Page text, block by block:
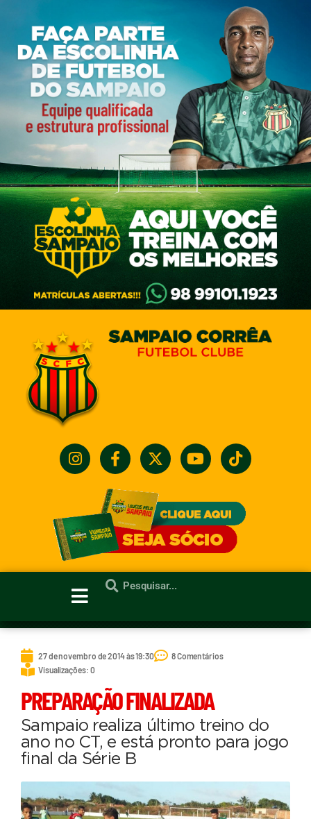
27 de novembro de 2014 às 19:30
8 Comentários
Visualizações: 0
PREPARAÇÃO FINALIZADA
Sampaio realiza último treino do
ano no CT, e está pronto para jogo
final da Série B